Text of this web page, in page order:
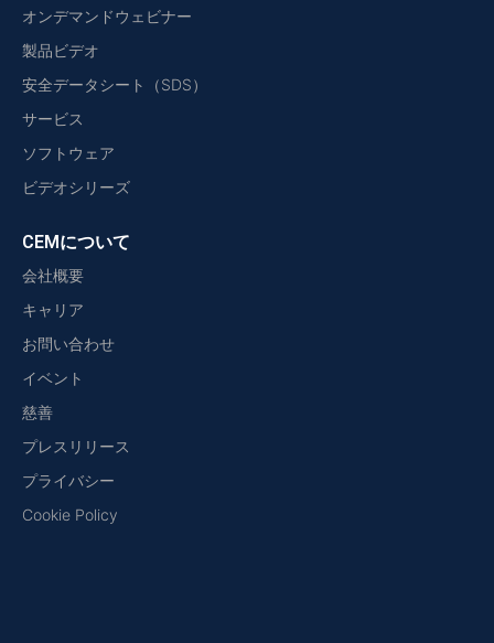
オンデマンドウェビナー
製品ビデオ
安全データシート（SDS）
サービス
ソフトウェア
ビデオシリーズ
CEMについて
会社概要
キャリア
お問い合わせ
イベント
慈善
プレスリリース
プライバシー
Cookie Policy